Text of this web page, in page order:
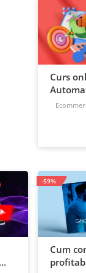
Curs
scalare
Cum
-59%